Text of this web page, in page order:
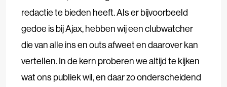
redactie te bieden heeft. Als er bijvoorbeeld
gedoe is bij Ajax, hebben wij een clubwatcher
die van alle ins en outs afweet en daarover kan
vertellen. In de kern proberen we altijd te kijken
wat ons publiek wil, en daar zo onderscheidend